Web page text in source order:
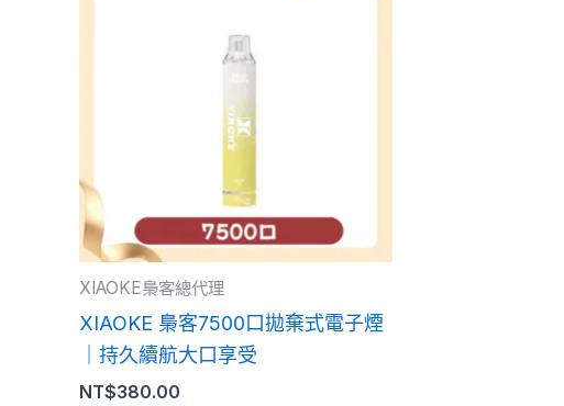
XIAOKE梟客總代理
XIAOKE 梟客7500口拋棄式電子煙
｜持久續航大口享受
NT$380.00
有
種
款
式。
可
在
產
品
頁